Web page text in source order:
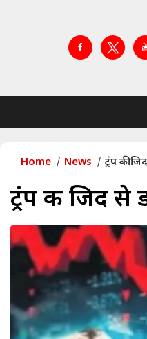
Home News ट्रंप की
ट्रंप की जिद